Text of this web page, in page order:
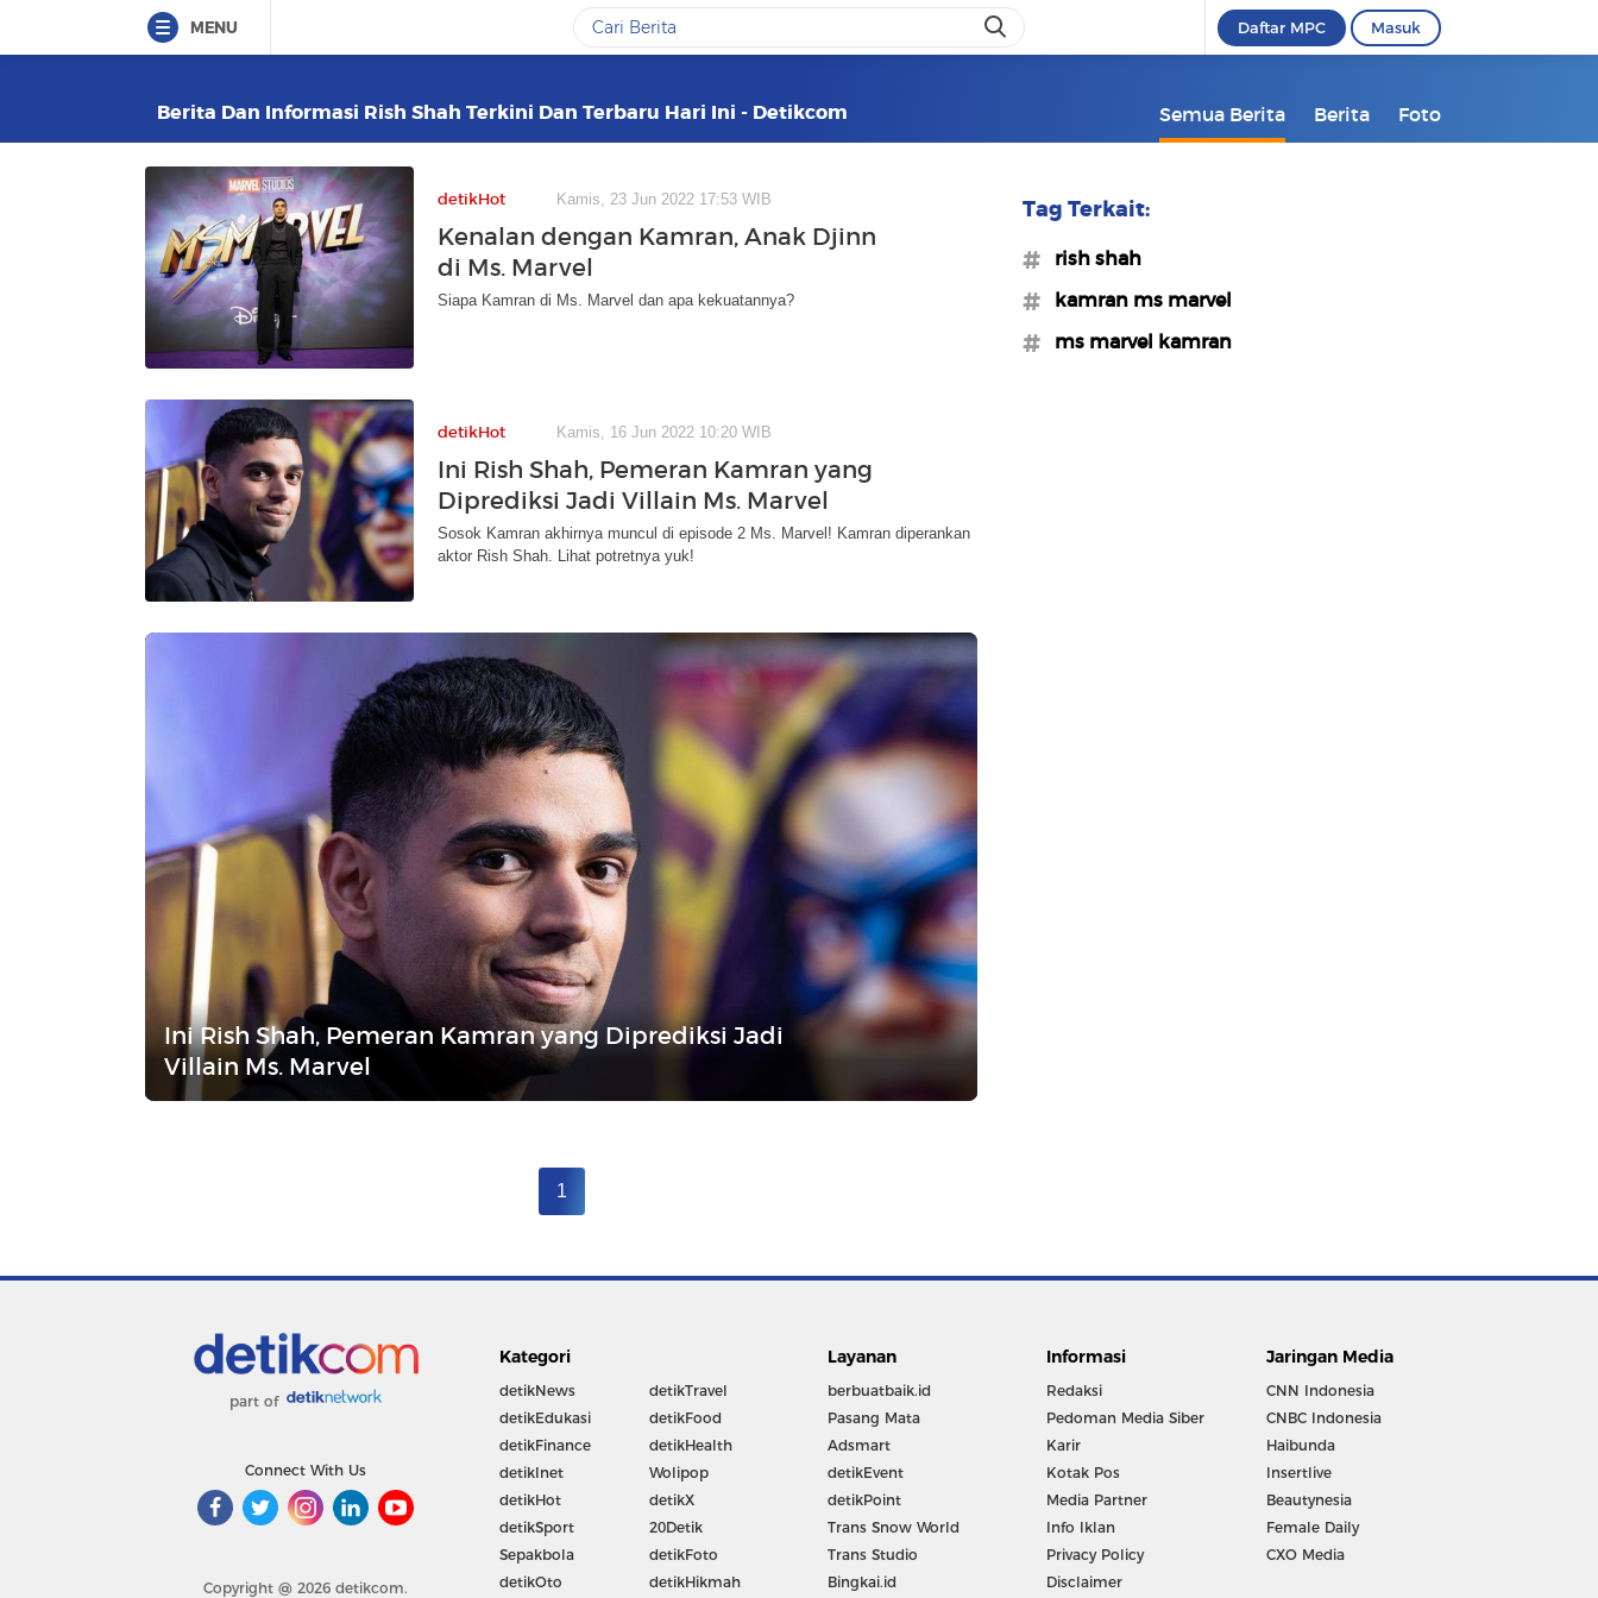
MENU Daftar MPC Masuk
Berita Dan Informasi Rish Shah Terkini Dan Terbaru Hari Ini - Detikcom Semua Berita Berita Foto
detikHot Kamis, 23 Jun 2022 17:53 WIB
Kenalan dengan Kamran, Anak Djinn
di Ms. Marvel
Siapa Kamran di Ms. Marvel dan apa kekuatannya?
detikHot Kamis, 16 Jun 2022 10:20 WIB
Ini Rish Shah, Pemeran Kamran yang
Diprediksi Jadi Villain Ms. Marvel
Sosok Kamran akhirnya muncul di episode 2 Ms. Marvel! Kamran diperankan
aktor Rish Shah. Lihat potretnya yuk!
Ini Rish Shah, Pemeran Kamran yang Diprediksi Jadi
Villain Ms. Marvel
1
Tag Terkait:
#rish shah
#kamran ms marvel
#ms marvel kamran
part of
Connect With Us
Copyright @ 2026 detikcom.
Kategori
detikNews
detikEdukasi
detikFinance
detikInet
detikHot
detikSport
Sepakbola
detikOto
detikTravel
detikFood
detikHealth
Wolipop
detikX
20Detik
detikFoto
detikHikmah
Layanan
berbuatbaik.id
Pasang Mata
Adsmart
detikEvent
detikPoint
Trans Snow World
Trans Studio
Bingkai.id
Informasi
Redaksi
Pedoman Media Siber
Karir
Kotak Pos
Media Partner
Info Iklan
Privacy Policy
Disclaimer
Jaringan Media
CNN Indonesia
CNBC Indonesia
Haibunda
Insertlive
Beautynesia
Female Daily
CXO Media